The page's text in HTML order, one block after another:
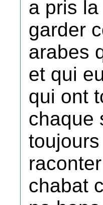
a pris
garder
arabes
et qui
qui ont
chaque
chabat